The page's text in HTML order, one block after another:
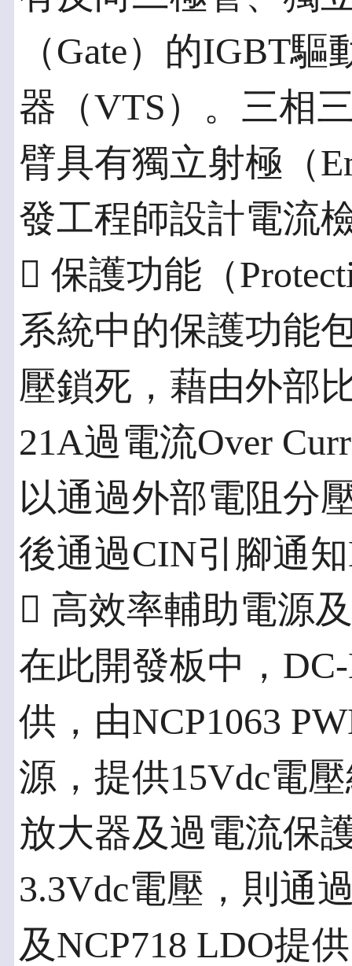
（Gate）的IGBT
器（VTS）。三相
臂具有獨立射極（
發工程師設計電流
 保護功能（
系統中的保護功能
壓鎖死，藉由外部
21A過電流Over
以通過外部電阻分
後通過CIN引腳通
 高效率輔助電源
在此開發板中，
供，由NCP1063
源，提供15Vdc電
放大器及過電流保
3.3Vdc電壓，則通
及NCP718 LDO提